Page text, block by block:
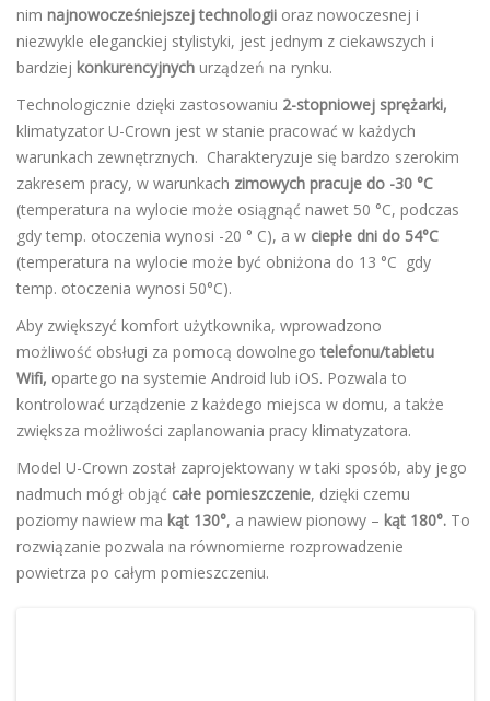
nim najnowocześniejszejtechnologii oraz nowoczesnej i
niezwykle eleganckiej stylistyki, jest jednym z ciekawszych i
bardziej konkurencyjnych urządzeń na rynku.
Technologicznie dzięki zastosowaniu 2-stopniowej sprężarki,
klimatyzator U-Crown jest w stanie pracować w każdych
warunkach zewnętrznych. Charakteryzuje się bardzo szerokim
zakresem pracy, w warunkach zimowych pracuje do -30 °C
(temperatura na wylocie może osiągnąć nawet 50 °C, podczas
gdy temp. otoczenia wynosi -20 ° C), a w ciepłe dni do 54°C
(temperatura na wylocie może być obniżona do 13 °C gdy
temp. otoczenia wynosi 50°C).
Aby zwiększyć komfort użytkownika, wprowadzono
możliwość obsługi za pomocą dowolnegotelefonu/tabletu
Wifi, opartego na systemie Android lub iOS. Pozwala to
kontrolować urządzenie z każdego miejsca w domu, a także
zwiększa możliwości zaplanowania pracy klimatyzatora.
Model U-Crown został zaprojektowany w taki sposób, aby jego
nadmuch mógł objąć całe pomieszczenie, dzięki czemu
poziomy nawiew ma kąt 130°, a nawiew pionowy – kąt 180°. To
rozwiązanie pozwala na równomierne rozprowadzenie
powietrza po całym pomieszczeniu.